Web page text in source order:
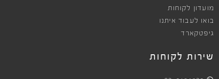
מועדון לקוחות
בואו לעבוד איתנו
גיפטקארד
שירות לקוחות